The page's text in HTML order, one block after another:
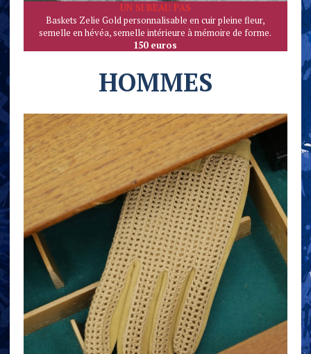
UN SI BEAU PAS
Baskets Zelie Gold personnalisable en cuir pleine fleur,
semelle en hévéa, semelle intérieure à mémoire de forme.
150 euros
HOMMES